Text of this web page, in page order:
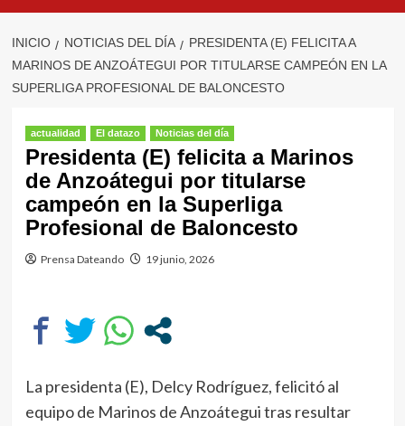
INICIO NOTICIAS DEL DÍA
PRESIDENTA (E) FELICITA A
MARINOS DE ANZOÁTEGUI POR TITULARSE CAMPEÓN EN LA
SUPERLIGA PROFESIONAL DE BALONCESTO
actualidad El datazo Noticias del día
Presidenta (E) felicita a Marinos
de Anzoátegui por titularse
campeón en la Superliga
Profesional de Baloncesto
Prensa Dateando 19 junio, 2026
La presidenta (E), Delcy Rodríguez, felicitó al
equipo de Marinos de Anzoátegui tras resultar